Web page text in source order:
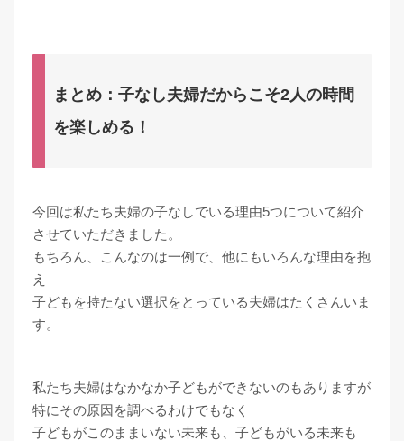
まとめ：子なし夫婦だからこそ2人の時間
を楽しめる！
今回は私たち夫婦の子なしでいる理由5つについて紹介
させていただきました。
もちろん、こんなのは一例で、他にもいろんな理由を抱
え
子どもを持たない選択をとっている夫婦はたくさんいま
す。
私たち夫婦はなかなか子どもができないのもありますが
特にその原因を調べるわけでもなく
子どもがこのままいない未来も、子どもがいる未来も